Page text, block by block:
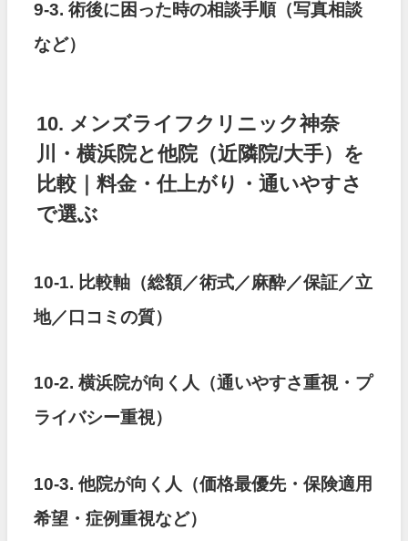
9-3. 術後に困った時の相談手順（写真相談
など）
10. メンズライフクリニック神奈
川・横浜院と他院（近隣院/大手）を
比較｜料金・仕上がり・通いやすさ
で選ぶ
10-1. 比較軸（総額／術式／麻酔／保証／立
地／口コミの質）
10-2. 横浜院が向く人（通いやすさ重視・プ
ライバシー重視）
10-3. 他院が向く人（価格最優先・保険適用
希望・症例重視など）